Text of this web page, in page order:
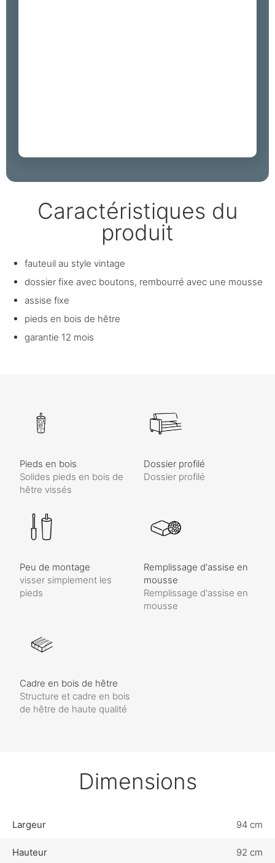
Caractéristiques du
produit
fauteuil au style vintage
dossier fixe avec boutons, rembourré avec une mousse
assise fixe
pieds en bois de hêtre
garantie 12 mois
Pieds en bois
Solides pieds en bois de
hêtre vissés
Dossier profilé
Dossier profilé
Peu de montage
visser simplement les
pieds
Remplissage d'assise en
mousse
Remplissage d'assise en
mousse
Cadre en bois de hêtre
Structure et cadre en bois
de hêtre de haute qualité
Dimensions
Largeur 94 cm
Hauteur 92 cm